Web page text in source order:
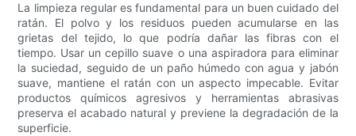
La limpieza regular es fundamental para un buen cuidado del
ratán. El polvo y los residuos pueden acumularse en las
grietas del tejido, lo que podría dañar las fibras con el
tiempo. Usar un cepillo suave o una aspiradora para eliminar
la suciedad, seguido de un paño húmedo con agua y jabón
suave, mantiene el ratán con un aspecto impecable. Evitar
productos químicos agresivos y herramientas abrasivas
preserva el acabado natural y previene la degradación de la
superficie.